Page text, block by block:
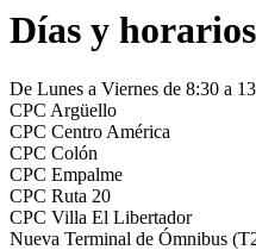
Días y
De Lunes a Viernes de 8:30 a
CPC Argüello
CPC Centro América
CPC Colón
CPC Empalme
CPC Ruta 20
CPC Villa El Libertador
Nueva Terminal de Ómnibus